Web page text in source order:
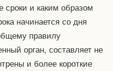
сроки и каким образом
начинается со дня
правилу
орган, составляет не
и более короткие